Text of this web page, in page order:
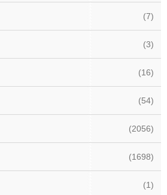
(7)
(3)
(16)
(54)
(2056)
(1698)
(1)